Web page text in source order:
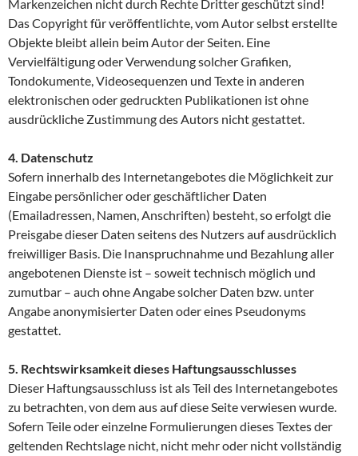
Markenzeichen nicht durch Rechte Dritter geschützt sind!
Das Copyright für veröffentlichte, vom Autor selbst erstellte
Objekte bleibt allein beim Autor der Seiten. Eine
Vervielfältigung oder Verwendung solcher Grafiken,
Tondokumente, Videosequenzen und Texte in anderen
elektronischen oder gedruckten Publikationen ist ohne
ausdrückliche Zustimmung des Autors nicht gestattet.
4. Datenschutz
Sofern innerhalb des Internetangebotes die Möglichkeit zur
Eingabe persönlicher oder geschäftlicher Daten
(Emailadressen, Namen, Anschriften) besteht, so erfolgt die
Preisgabe dieser Daten seitens des Nutzers auf ausdrücklich
freiwilliger Basis. Die Inanspruchnahme und Bezahlung aller
angebotenen Dienste ist – soweit technisch möglich und
zumutbar – auch ohne Angabe solcher Daten bzw. unter
Angabe anonymisierter Daten oder eines Pseudonyms
gestattet.
5. Rechtswirksamkeit dieses Haftungsausschlusses
Dieser Haftungsausschluss ist als Teil des Internetangebotes
zu betrachten, von dem aus auf diese Seite verwiesen wurde.
Sofern Teile oder einzelne Formulierungen dieses Textes der
geltenden Rechtslage nicht, nicht mehr oder nicht vollständig